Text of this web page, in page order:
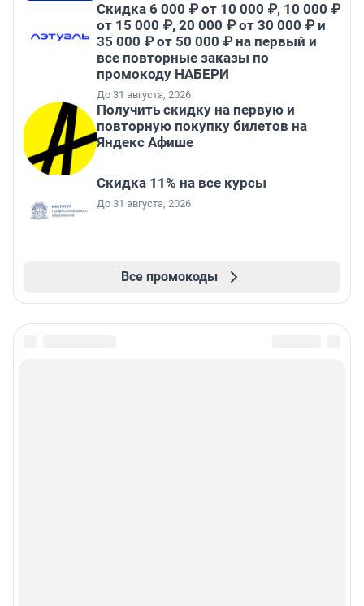
Скидка 6 000 ₽ от 10 000 ₽, 10 000 ₽
от 15 000 ₽, 20 000 ₽ от 30 000 ₽ и
35 000 ₽ от 50 000 ₽ на первый и
все повторные заказы по
промокоду НАБЕРИ
До 31 августа, 2026
Получить скидку на первую и
повторную покупку билетов на
Яндекс Афише
Скидка 11% на все курсы
До 31 августа, 2026
Все промокоды